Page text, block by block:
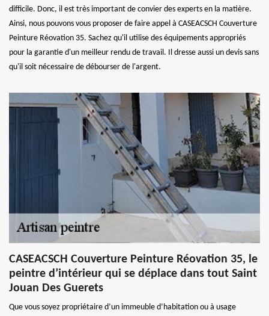
difficile. Donc, il est très important de convier des experts en la matière.
Ainsi, nous pouvons vous proposer de faire appel à CASEACSCH Couverture
Peinture Réovation 35. Sachez qu'il utilise des équipements appropriés
pour la garantie d'un meilleur rendu de travail. Il dresse aussi un devis sans
qu'il soit nécessaire de débourser de l'argent.
CASEACSCH Couverture Peinture Réovation 35, le
peintre d’intérieur qui se déplace dans tout Saint
Jouan Des Guerets
Que vous soyez propriétaire d’un immeuble d’habitation ou à usage